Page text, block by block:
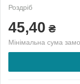
Роздріб
45,40 ₴
Мінімальна сума